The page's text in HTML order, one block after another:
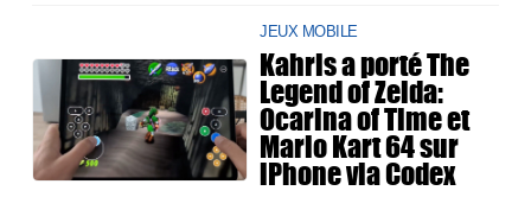
JEUX MOBILE
Kahris a porté The
Legend of Zelda:
Ocarina of Time et
Mario Kart 64 sur
iPhone via Codex